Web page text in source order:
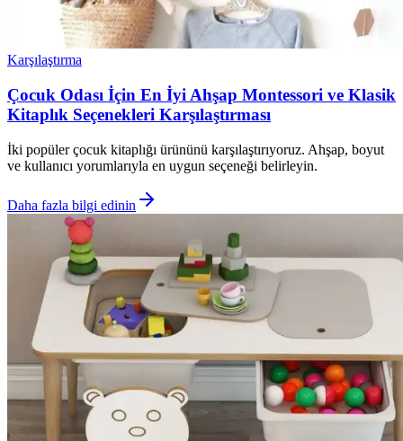
Karşılaştırma
Çocuk Odası İçin En İyi Ahşap Montessori ve Klasik
Kitaplık Seçenekleri Karşılaştırması
İki popüler çocuk kitaplığı ürününü karşılaştırıyoruz. Ahşap, boyut
ve kullanıcı yorumlarıyla en uygun seçeneği belirleyin.
Daha fazla bilgi edinin